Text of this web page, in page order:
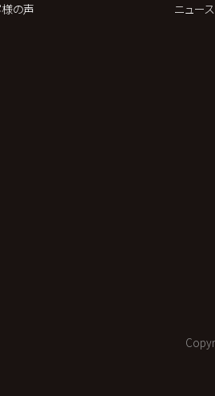
の声 ニュース